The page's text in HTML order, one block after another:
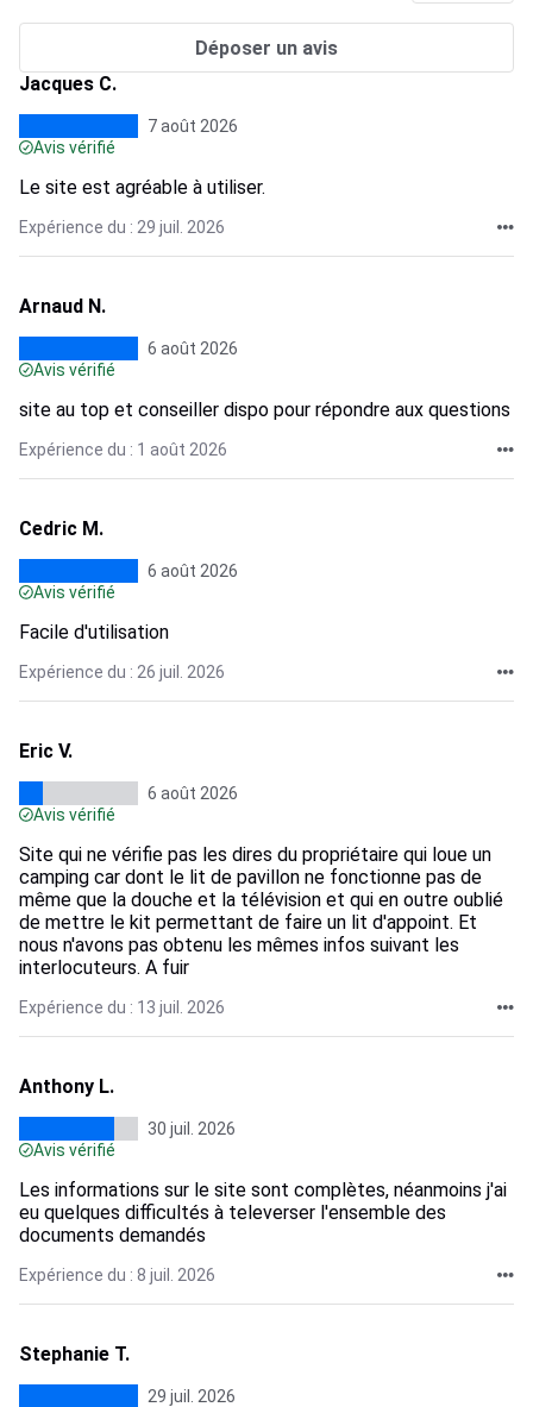
Déposer un avis
Jacques C.
7 août 2026
Avis vérifié
Le site est agréable à utiliser.
Expérience du : 29 juil. 2026
Arnaud N.
6 août 2026
Avis vérifié
site au top et conseiller dispo pour répondre aux questions
Expérience du : 1 août 2026
Cedric M.
6 août 2026
Avis vérifié
Facile d'utilisation
Expérience du : 26 juil. 2026
Eric V.
6 août 2026
Avis vérifié
Site qui ne vérifie pas les dires du propriétaire qui loue un
camping car dont le lit de pavillon ne fonctionne pas de
même que la douche et la télévision et qui en outre oublié
de mettre le kit permettant de faire un lit d'appoint. Et
nous n'avons pas obtenu les mêmes infos suivant les
interlocuteurs. A fuir
Expérience du : 13 juil. 2026
Anthony L.
30 juil. 2026
Avis vérifié
Les informations sur le site sont complètes, néanmoins j'ai
eu quelques difficultés à televerser l'ensemble des
documents demandés
Expérience du : 8 juil. 2026
Stephanie T.
29 juil. 2026